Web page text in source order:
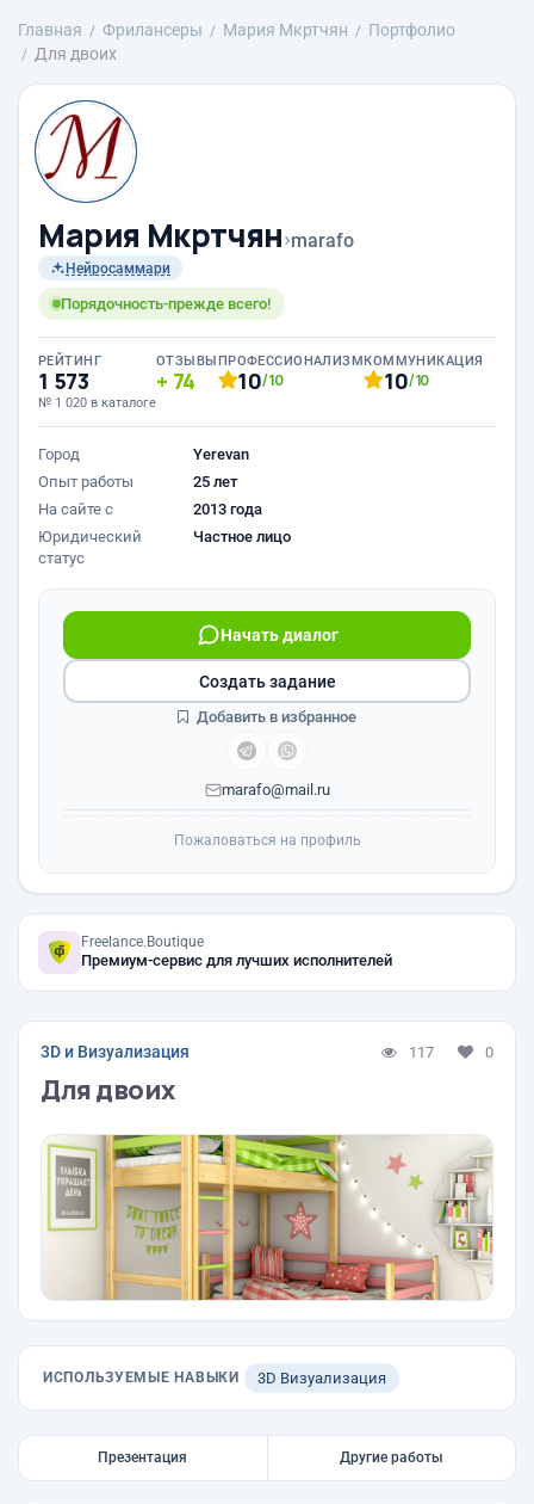
Главная Фрилансеры Mария Мкртчян
Портфолио
Для двоих
Mария Мкртчян›marafo
Нейросаммари
Порядочность-прежде всего!
РЕЙТИНГ
1 573
№ 1 020 в каталоге
ОТЗЫВЫ
74
ПРОФЕССИОНАЛИЗМ
10/10
КОММУНИКАЦИЯ
10/10
Город
Yerevan
Опыт работы
25 лет
На сайте с
2013 года
Юридический
статус
Частное лицо
Начать диалог
marafo@mail.ru
Создать задание
Добавить в избранное
Пожаловаться на профиль
Freelance.Boutique
Премиум-сервис для лучших исполнителей
3D и Визуализация 117 0
Для двоих
ИСПОЛЬЗУЕМЫЕ НАВЫКИ 3D Визуализация
Презентация Другие работы